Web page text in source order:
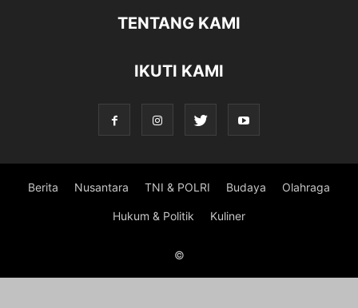
TENTANG KAMI
IKUTI KAMI
Berita Nusantara TNI & POLRI Budaya Olahraga
Hukum & Politik Kuliner
©